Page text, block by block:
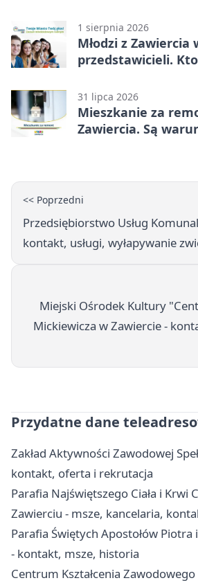
1 sierpnia 2026
Młodzi z Zawiercia
przedstawicieli.
31 lipca 2026
Mieszkanie za
Zawiercia. Są
<< Poprzedni
Przedsiębiorstwo Usług
kontakt, usługi, wyłapywanie
Miejski Ośrodek Kultury
Mickiewicza w Zawiercie -
Przydatne dane
Zakład Aktywności Zawodowej
kontakt, oferta i rekrutacja
Parafia Najświętszego Ciała i Krwi
Zawierciu - msze, kancelaria,
Parafia Świętych Apostołów Piotra
- kontakt, msze, historia
Centrum Kształcenia